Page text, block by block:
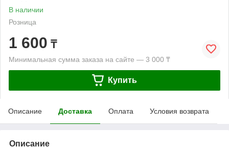
В наличии
Розница
1 600 ₸
Минимальная сумма заказа на сайте — 3 000 ₸
Купить
Описание Доставка Оплата Условия возврата
Описание